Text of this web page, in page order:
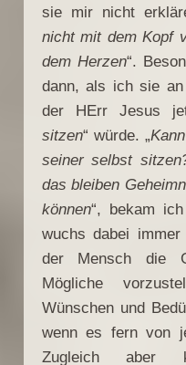
sie mir nicht
nicht mit dem Kopf
dem Herzen“.
dann, als ich sie
der HErr Jesus
sitzen“ würde. „
seiner selbst
das bleiben
können“, bekam
wuchs dabei
der Mensch die
Mögliche
Wünschen und
wenn es fern von
Zugleich aber